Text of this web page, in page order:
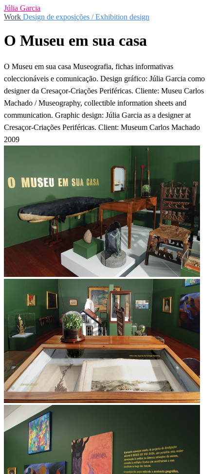
Júlia Garcia
Work Design de exposições / Exhibition design
O Museu em sua casa
O Museu em sua casa Museografia, fichas informativas
coleccionáveis e comunicação. Design gráfico: Júlia Garcia como
designer da Cresaçor-Criações Periféricas. Cliente: Museu Carlos
Machado / Museography, collectible information sheets and
communication. Graphic design: Júlia Garcia as a designer at
Cresaçor-Criações Periféricas. Client: Museum Carlos Machado
2009